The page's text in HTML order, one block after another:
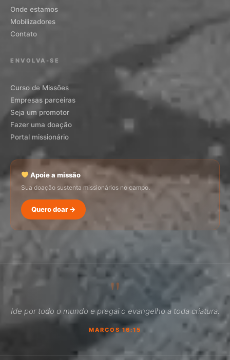
Onde estamos
Mobilizadores
Contato
ENVOLVA-SE
Curso de Missões
Empresas parceiras
Seja um promotor
Fazer uma doação
Portal missionário
Apoie a missão
Sua doação sustenta missionários no campo.
Quero doar →
"
Ide por todo o mundo e pregai o evangelho a toda criatura.
MARCOS 16:15
Como faço para doar?